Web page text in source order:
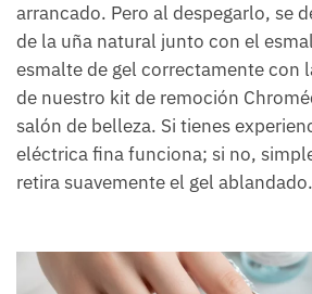
arrancado. Pero al despegarlo, se
de la uña natural junto con el
esmalte de gel correctamente con
de nuestro kit de remoción
salón de belleza. Si tienes
eléctrica fina funciona; si no,
retira suavemente el gel ablandado.